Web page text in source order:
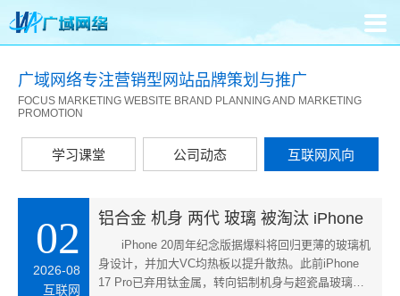
广域网络专注营销型网站品牌策划与推广
FOCUS MARKETING WEBSITE BRAND PLANNING AND MARKETING
PROMOTION
学习课堂 公司动态 互联网风向
02
2026-08
互联网
铝合金 机身 两代 玻璃 被淘汰 iPhone
iPhone 20周年纪念版据爆料将回归更薄的玻璃机
身设计，并加大VC均热板以提升散热。此前iPhone
17 Pro已弃用钛金属，转向铝制机身与超瓷晶玻璃背